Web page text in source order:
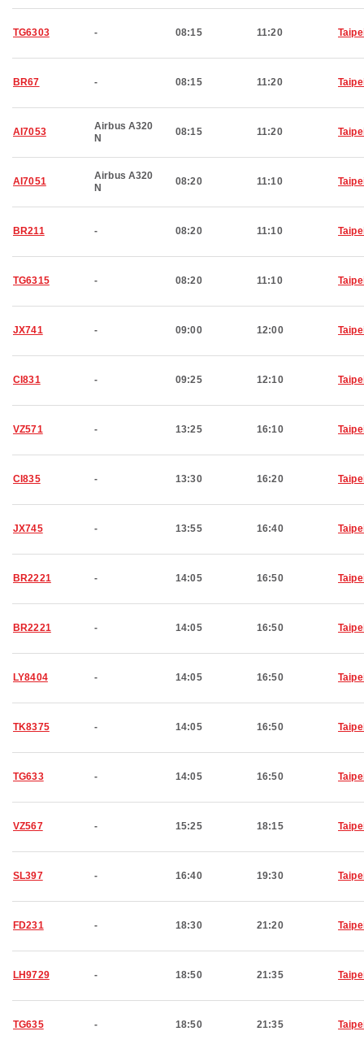
TG6303 - 08:15 11:20
BR67 - 08:15 11:20
AI7053
Airbus A320
N
08:15 11:20
AI7051
Airbus A320
N
08:20 11:10
BR211 - 08:20 11:10
TG6315 - 08:20 11:10
JX741 - 09:00 12:00
CI831 - 09:25 12:10
VZ571 - 13:25 16:10
CI835 - 13:30 16:20
JX745 - 13:55 16:40
BR2221 - 14:05 16:50
BR2221 - 14:05 16:50
LY8404 - 14:05 16:50
TK8375 - 14:05 16:50
TG633 - 14:05 16:50
VZ567 - 15:25 18:15
SL397 - 16:40 19:30
FD231 - 18:30 21:20
LH9729 - 18:50 21:35
TG635 - 18:50 21:35